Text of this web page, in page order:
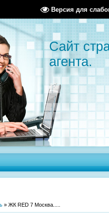
Версия для
Сайт
агента.
» ЖК RED 7 Москва.....